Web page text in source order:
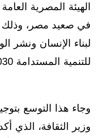
الهيئة المصرية
في صعيد مصر، وذلك
لبناء الإنسان ونشر
للتنمية المستدامة 2030م .
وجاء هذا التوسع
وزير الثقافة، الذي